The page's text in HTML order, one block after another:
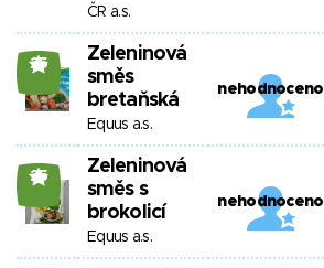
ČR a.s.
25
Zeleninová
směs
bretaňská
Equus a.s.
nehodnoceno
25
Zeleninová
směs s
brokolicí
Equus a.s.
nehodnoceno